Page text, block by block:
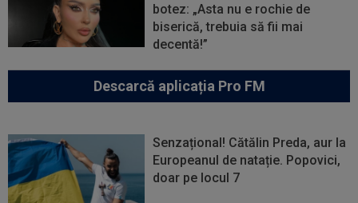
botez: „Asta nu e rochie de
biserică, trebuia să fii mai
decentă!”
Descarcă aplicația Pro FM
Senzațional! Cătălin Preda, aur la
Europeanul de natație. Popovici,
doar pe locul 7